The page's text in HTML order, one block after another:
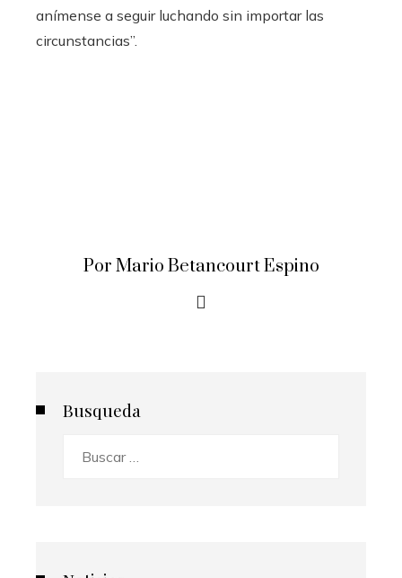
anímense a seguir luchando sin importar las
circunstancias”.
Por Mario Betancourt Espino
Busqueda